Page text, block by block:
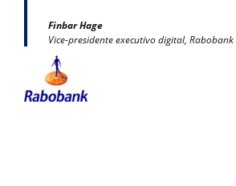
Finbar Hage
Vice-presidente executivo digital, Rabobank